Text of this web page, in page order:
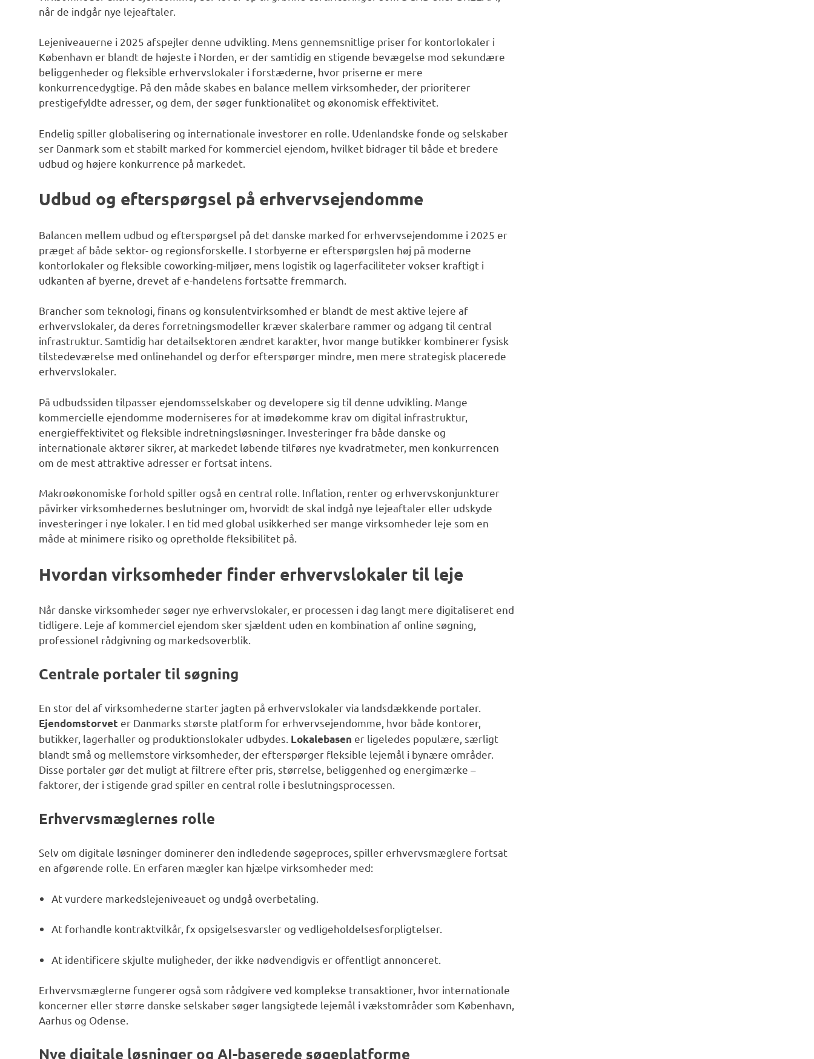
når de indgår nye lejeaftaler.
Lejeniveauerne i 2025 afspejler denne udvikling. Mens gennemsnitlige priser for kontorlokaler i
København er blandt de højeste i Norden, er der samtidig en stigende bevægelse mod sekundære
beliggenheder og fleksible erhvervslokaler i forstæderne, hvor priserne er mere
konkurrencedygtige. På den måde skabes en balance mellem virksomheder, der prioriterer
prestigefyldte adresser, og dem, der søger funktionalitet og økonomisk effektivitet.
Endelig spiller globalisering og internationale investorer en rolle. Udenlandske fonde og selskaber
ser Danmark som et stabilt marked for kommerciel ejendom, hvilket bidrager til både et bredere
udbud og højere konkurrence på markedet.
Udbud og efterspørgsel på erhvervsejendomme
Balancen mellem udbud og efterspørgsel på det danske marked for erhvervsejendomme i 2025 er
præget af både sektor- og regionsforskelle. I storbyerne er efterspørgslen høj på moderne
kontorlokaler og fleksible coworking-miljøer, mens logistik og lagerfaciliteter vokser kraftigt i
udkanten af byerne, drevet af e-handelens fortsatte fremmarch.
Brancher som teknologi, finans og konsulentvirksomhed er blandt de mest aktive lejere af
erhvervslokaler, da deres forretningsmodeller kræver skalerbare rammer og adgang til central
infrastruktur. Samtidig har detailsektoren ændret karakter, hvor mange butikker kombinerer fysisk
tilstedeværelse med onlinehandel og derfor efterspørger mindre, men mere strategisk placerede
erhvervslokaler.
På udbudssiden tilpasser ejendomsselskaber og developere sig til denne udvikling. Mange
kommercielle ejendomme moderniseres for at imødekomme krav om digital infrastruktur,
energieffektivitet og fleksible indretningsløsninger. Investeringer fra både danske og
internationale aktører sikrer, at markedet løbende tilføres nye kvadratmeter, men konkurrencen
om de mest attraktive adresser er fortsat intens.
Makroøkonomiske forhold spiller også en central rolle. Inflation, renter og erhvervskonjunkturer
påvirker virksomhedernes beslutninger om, hvorvidt de skal indgå nye lejeaftaler eller udskyde
investeringer i nye lokaler. I en tid med global usikkerhed ser mange virksomheder leje som en
måde at minimere risiko og opretholde fleksibilitet på.
Hvordan virksomheder finder erhvervslokaler til leje
Når danske virksomheder søger nye erhvervslokaler, er processen i dag langt mere digitaliseret end
tidligere. Leje af kommerciel ejendom sker sjældent uden en kombination af online søgning,
professionel rådgivning og markedsoverblik.
Centrale portaler til søgning
En stor del af virksomhederne starter jagten på erhvervslokaler via landsdækkende portaler.
Ejendomstorvet er Danmarks største platform for erhvervsejendomme, hvor både kontorer,
butikker, lagerhaller og produktionslokaler udbydes. Lokalebasen er ligeledes populære, særligt
blandt små og mellemstore virksomheder, der efterspørger fleksible lejemål i bynære områder.
Disse portaler gør det muligt at filtrere efter pris, størrelse, beliggenhed og energimærke –
faktorer, der i stigende grad spiller en central rolle i beslutningsprocessen.
Erhvervsmæglernes rolle
Selv om digitale løsninger dominerer den indledende søgeproces, spiller erhvervsmæglere fortsat
en afgørende rolle. En erfaren mægler kan hjælpe virksomheder med:
At vurdere markedslejeniveauet og undgå overbetaling.
At forhandle kontraktvilkår, fx opsigelsesvarsler og vedligeholdelsesforpligtelser.
At identificere skjulte muligheder, der ikke nødvendigvis er offentligt annonceret.
Erhvervsmæglerne fungerer også som rådgivere ved komplekse transaktioner, hvor internationale
koncerner eller større danske selskaber søger langsigtede lejemål i vækstområder som København,
Aarhus og Odense.
Nye digitale løsninger og AI-baserede søgeplatforme